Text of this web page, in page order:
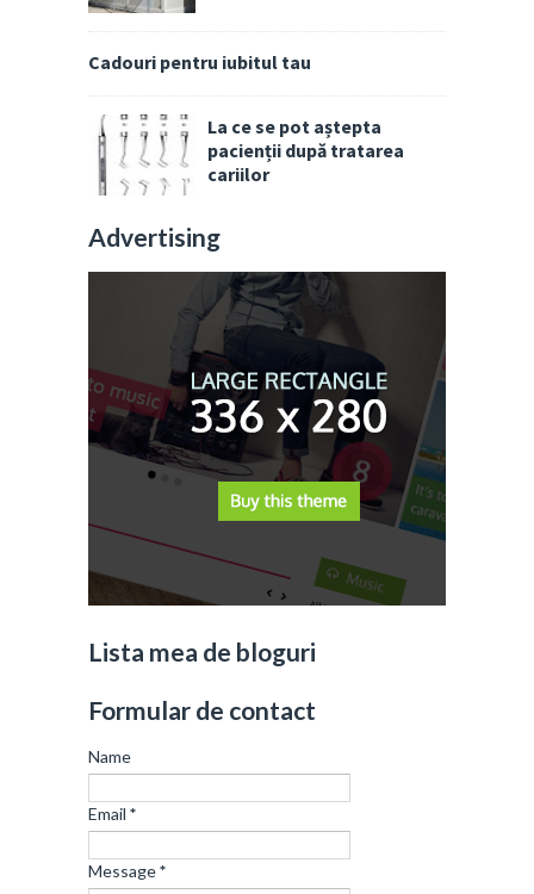
Cadouri pentru iubitul tau
La ce se pot aștepta
pacienții după tratarea
cariilor
Advertising
Lista mea de bloguri
Formular de contact
Name
Email *
Message*